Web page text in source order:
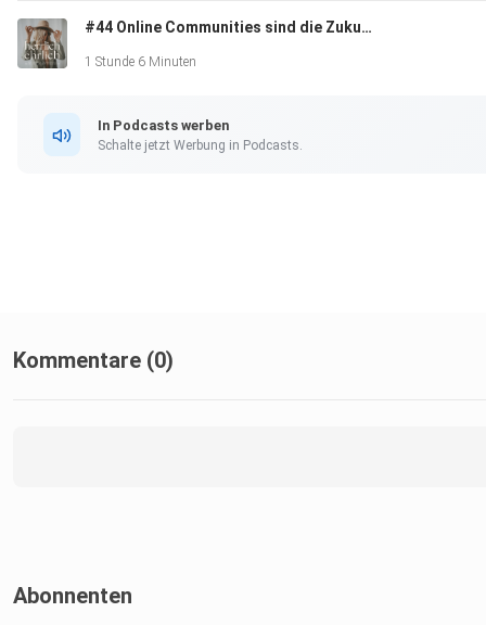
Deine Alexandra & Marina
#44 Online Communities sind die Zukunft! mit Calvin Hollywood
1 Stunde 6 Minuten
In Podcasts werben
Schalte jetzt Werbung in Podcasts.
Kommentare (0)
Abonnenten